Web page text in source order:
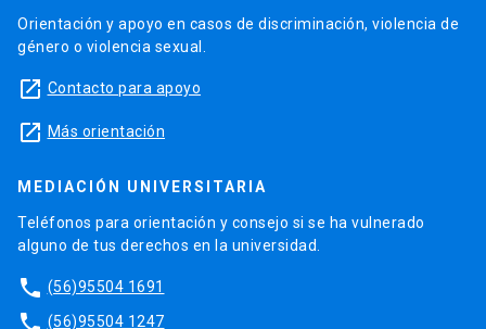
Orientación y apoyo en casos de discriminación, violencia de
género o violencia sexual.
launch Contacto para apoyo
launch Más orientación
MEDIACIÓN UNIVERSITARIA
Teléfonos para orientación y consejo si se ha vulnerado
alguno de tus derechos en la universidad.
phone (56)95504 1691
phone (56)95504 1247